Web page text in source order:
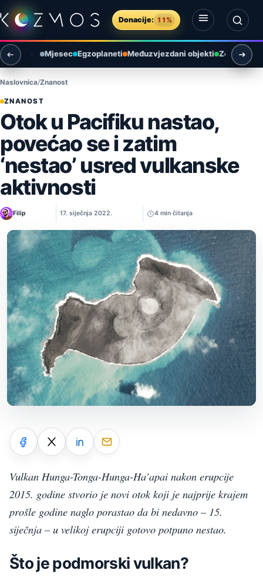
Preskoči na sadržaj
Donacije: 11%
Otvori izbornik
Otvori pretragu
Mjesec Egzoplaneti Međuzvjezdani objekti Zemlja i
Naslovnica Znanost
ZNANOST
Otok u Pacifiku nastao,
povećao se i zatim
‘nestao’ usred vulkanske
aktivnosti
Filip 17. siječnja 2022. 4 min čitanja
Vulkan Hunga-Tonga-Hunga-Ha’apai nakon erupcije
2015. godine stvorio je novi otok koji je najprije krajem
prošle godine naglo porastao da bi nedavno – 15.
siječnja – u velikoj erupciji gotovo potpuno nestao.
Što je podmorski vulkan?